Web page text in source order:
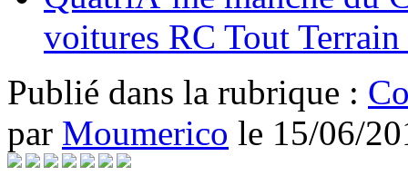
voitures RC Tout
Publié dans la rubrique :
par Moumerico le 15/06/